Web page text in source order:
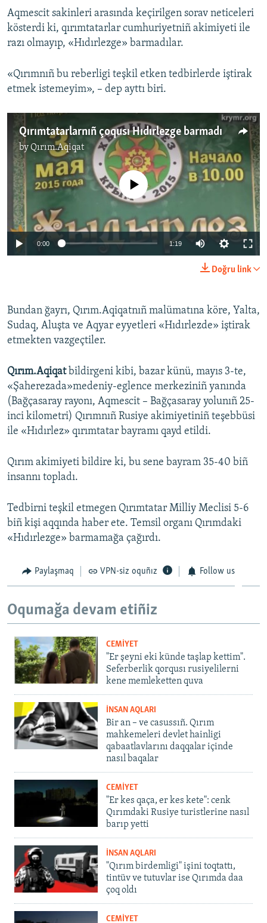
Aqmescit sakinleri arasında keçirilgen sorav neticeleri
kösterdi ki, qırımtatarlar cumhuriyetniñ akimiyeti ile
razı olmayıp, «Hıdırlezge» barmadılar.
«Qırımnıñ bu reberligi teşkil etken tedbirlerde iştirak
etmek istemeyim», – dep ayttı biri.
Qırımtatarlarnıñ çoqusı Hıdırlezge barmadı
byQırım.Aqiqat
No media source currently available
0:00 1:19
Doğru link
Bundan ğayrı, Qırım.Aqiqatnıñ malümatına köre, Yalta,
Sudaq, Aluşta ve Aqyar eyyetleri «Hıdırlezde» iştirak
etmekten vazgeçtiler.
Qırım.Aqiqatbildirgeni kibi, bazar künü, mayıs 3-te,
«Şaherezada»medeniy-eglence merkeziniñ yanında
(Bağçasaray rayonı, Aqmescit – Bağçasaray yolunıñ 25-
inci kilometri) Qırımnıñ Rusiye akimiyetiniñ teşebbüsi
ile «Hıdırlez» qırımtatar bayramı qayd etildi.
Qırım akimiyeti bildire ki, bu sene bayram 35-40 biñ
insannı topladı.
Tedbirni teşkil etmegen Qırımtatar Milliy Meclisi 5-6
biñ kişi aqqında haber ete. Temsil organı Qırımdaki
«Hıdırlezge» barmamağa çağırdı.
Paylaşmaq VPN-siz oquñız Follow us
Oqumağa devam etiñiz
CEMİYET
"Er şeyni eki künde taşlap kettim".
Seferberlik qorqusı rusiyelilerni
kene memleketten quva
İNSAN AQLARI
Bir an – ve casussıñ. Qırım
mahkemeleri devlet hainligi
qabaatlavlarını daqqalar içinde
nasıl baqalar
CEMİYET
"Er kes qaça, er kes kete": cenk
Qırımdaki Rusiye turistlerine nasıl
barıp yetti
İNSAN AQLARI
"Qırım birdemligi" işini toqtattı,
tintüv ve tutuvlar ise Qırımda daa
çoq oldı
CEMİYET